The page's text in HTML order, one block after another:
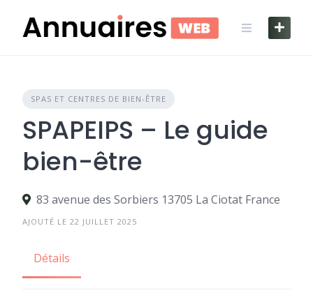
content
SPAS ET CENTRES DE BIEN-ÊTRE
SPAPEIPS – Le guide
bien-être
83 avenue des Sorbiers 13705 La Ciotat France
AJOUTÉ LE 22 JUILLET 2025
Détails